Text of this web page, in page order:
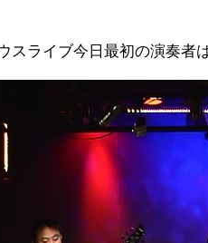
スライブ今日最初の演奏者